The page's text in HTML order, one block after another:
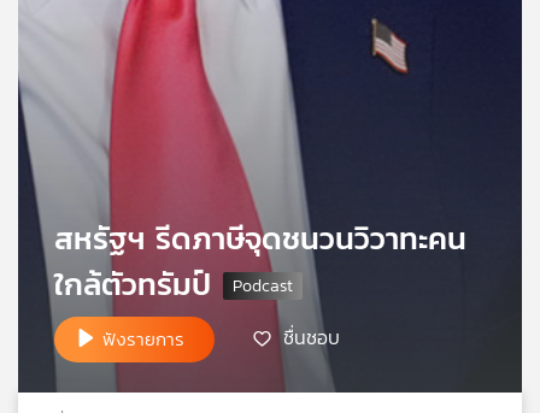
เกี่ยว
กับ
เรา
เครือ
ข่าย
วิทยุ
เอส
สหรัฐฯ รีดภาษีจุดชนวนวิวาทะคน
ใกล้ตัวทรัมป์
ฟังรายการ ชื่นชอบ